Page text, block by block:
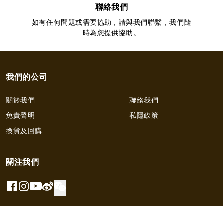
聯絡我們
如有任何問題或需要協助，請與我們聯繫，我們隨
時為您提供協助。
我們的公司
關於我們
聯絡我們
免責聲明
私隱政策
換貨及回購
關注我們